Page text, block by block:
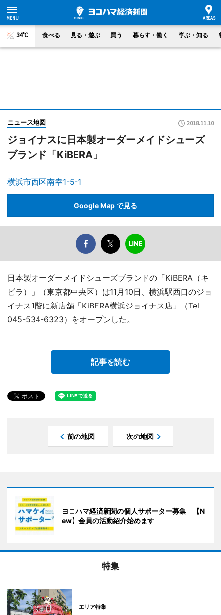
34°C 食べる 見る・遊ぶ 買う 暮らす・働く 学ぶ・知る
ニュース地図 2018.11.10
ジョイナスに日本製オーダーメイドシューズ
ブランド「KiBERA」
横浜市西区南幸1-5-1
Google Map で見る
日本製オーダーメイドシューズブランドの「KiBERA（キ
ビラ）」（東京都中央区）は11月10日、横浜駅西口のジョ
イナス1階に新店舗「KiBERA横浜ジョイナス店」（Tel
045-534-6323）をオープンした。
記事を読む
前の地図 次の地図
ヨコハマ経済新聞の個人サポーター募集 【N
ew】会員の活動紹介始めます
特集
エリア特集